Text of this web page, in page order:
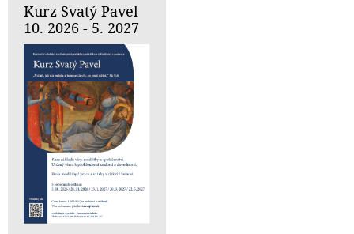
Kurz Svatý Pavel
10. 2026 - 5. 2027